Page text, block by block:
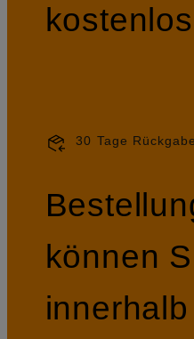
30 Tage Rückgabe
können